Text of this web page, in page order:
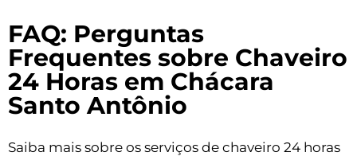
FAQ: Perguntas
Frequentes sobre Chaveiro
24 Horas em Chácara
Santo Antônio
Saiba mais sobre os serviços de chaveiro 24 horas